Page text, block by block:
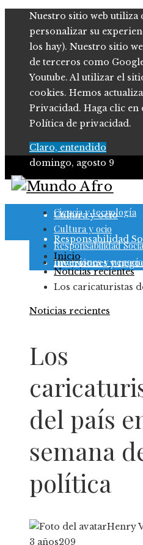
Nuestro sitio web utiliza
personalizar su
los hay). Nuestro sitio
de terceros como
Youtube. Al utilizar el
cookies. Hemos
Privacidad. Haga clic
Política de privacidad.
Claro, entendido
domingo, agosto 9
Ciencia y tecnología
Cultura y ocio
Responsabilidad
Inversiones y
Ciencia y tecnología
Cultura y ocio
Responsabilidad
Inversiones y
Inicio
Noticias recientes
Los caricaturistas
Noticias recientes
Los
del país
semana
política
Henry
3 años209